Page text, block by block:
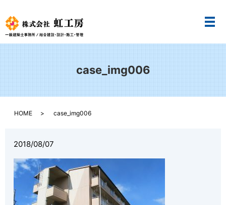
メ
case_img006
HOME case_img006
2018/08/07